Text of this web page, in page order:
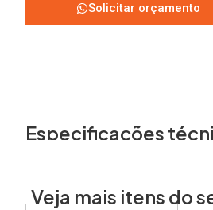
Solicitar orçamento
Especificações
Veja mais itens do